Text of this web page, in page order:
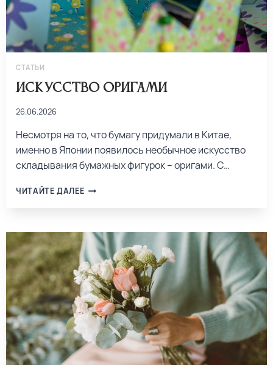
СТАТЬИ
Искусство оригами
26.06.2026
Несмотря на то, что бумагу придумали в Китае,
именно в Японии появилось необычное искусство
складывания бумажных фигурок – оригами. С…
ЧИТАЙТЕ ДАЛЕЕ